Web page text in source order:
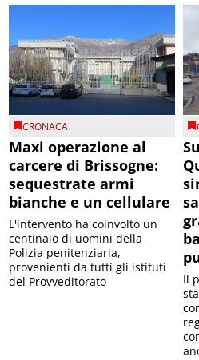
CRONACA
Maxi operazione al
carcere di Brissogne:
sequestrate armi
bianche e un cellulare
L'intervento ha coinvolto un
centinaio di uomini della
Polizia penitenziaria,
provenienti da tutti gli istituti
del Provveditorato
Il